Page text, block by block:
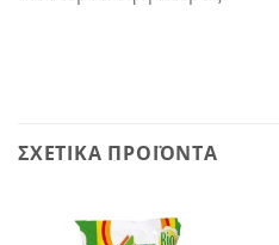
ΣΧΕΤΙΚΆ ΠΡΟΪΌΝΤΑ